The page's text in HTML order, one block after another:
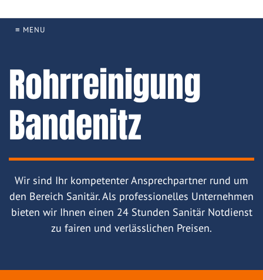
≡ MENU
Rohrreinigung
Bandenitz
Wir sind Ihr kompetenter Ansprechpartner rund um
den Bereich Sanitär. Als professionelles Unternehmen
bieten wir Ihnen einen 24 Stunden Sanitär Notdienst
zu fairen und verlässlichen Preisen.